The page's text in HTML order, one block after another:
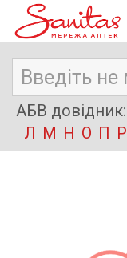
АБВ довідник:
Л М Н О П Р